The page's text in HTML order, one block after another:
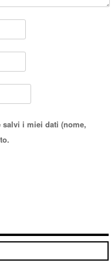
i miei dati (nome,